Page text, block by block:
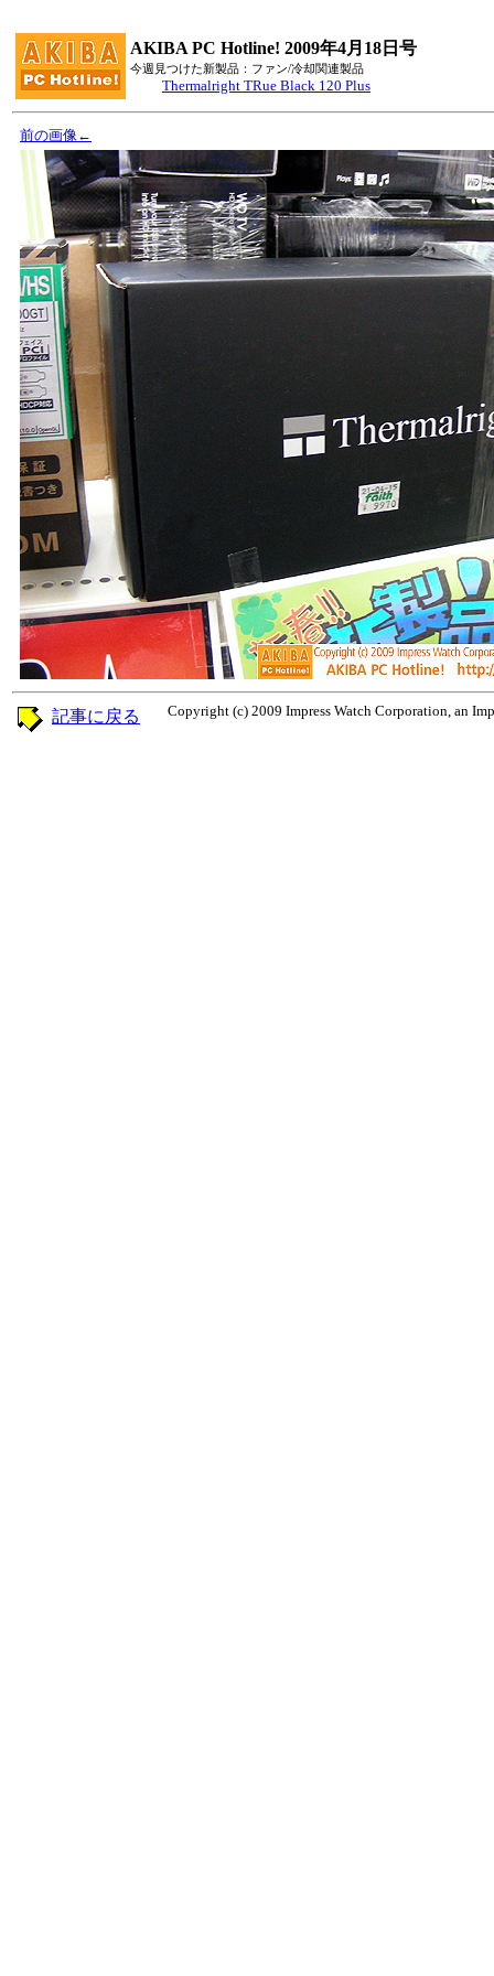
AKIBA PC Hotline! 2009年4月18日号
今週見つけた新製品：ファン/冷却関連製品
Thermalright TRue Black 120 Plus
前の画像←
記事に戻る Copyright (c) 2009 Impress Watch Corporation, an